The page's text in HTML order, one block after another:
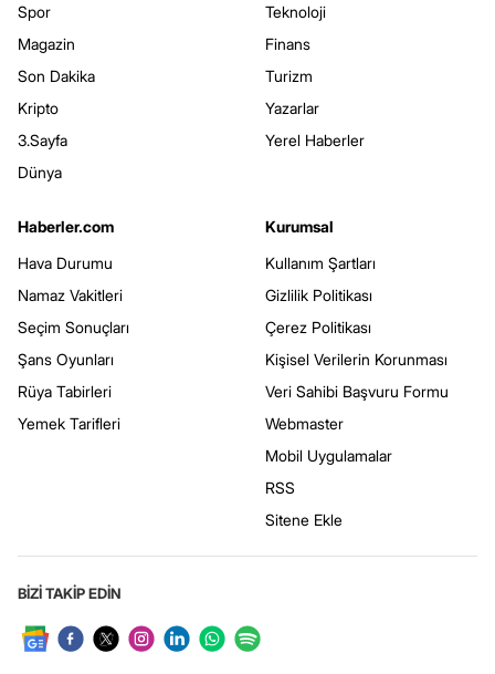
Spor
Magazin
Son Dakika
Kripto
3.Sayfa
Dünya
Teknoloji
Finans
Turizm
Yazarlar
Yerel Haberler
Haberler.com
Hava Durumu
Namaz Vakitleri
Seçim Sonuçları
Şans Oyunları
Rüya Tabirleri
Yemek Tarifleri
Kurumsal
Kullanım Şartları
Gizlilik Politikası
Çerez Politikası
Kişisel Verilerin Korunması
Veri Sahibi Başvuru Formu
Webmaster
Mobil Uygulamalar
RSS
Sitene Ekle
BİZİ TAKİP EDİN